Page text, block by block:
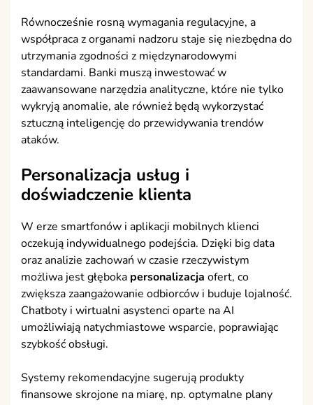
Równocześnie rosną wymagania regulacyjne, a
współpraca z organami nadzoru staje się niezbędna do
utrzymania zgodności z międzynarodowymi
standardami. Banki muszą inwestować w
zaawansowane narzędzia analityczne, które nie tylko
wykryją anomalie, ale również będą wykorzystać
sztuczną inteligencję do przewidywania trendów
ataków.
Personalizacja usług i
doświadczenie klienta
W erze smartfonów i aplikacji mobilnych klienci
oczekują indywidualnego podejścia. Dzięki big data
oraz analizie zachowań w czasie rzeczywistym
możliwa jest głęboka personalizacja ofert, co
zwiększa zaangażowanie odbiorców i buduje lojalność.
Chatboty i wirtualni asystenci oparte na AI
umożliwiają natychmiastowe wsparcie, poprawiając
szybkość obsługi.
Systemy rekomendacyjne sugerują produkty
finansowe skrojone na miarę, np. optymalne plany